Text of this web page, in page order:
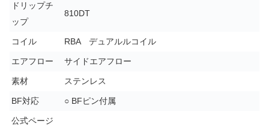
ドリップチ
ップ
810DT
コイル RBA デュアルルコイル
エアフロー サイドエアフロー
素材 ステンレス
BF対応 ○ BFピン付属
公式ページ